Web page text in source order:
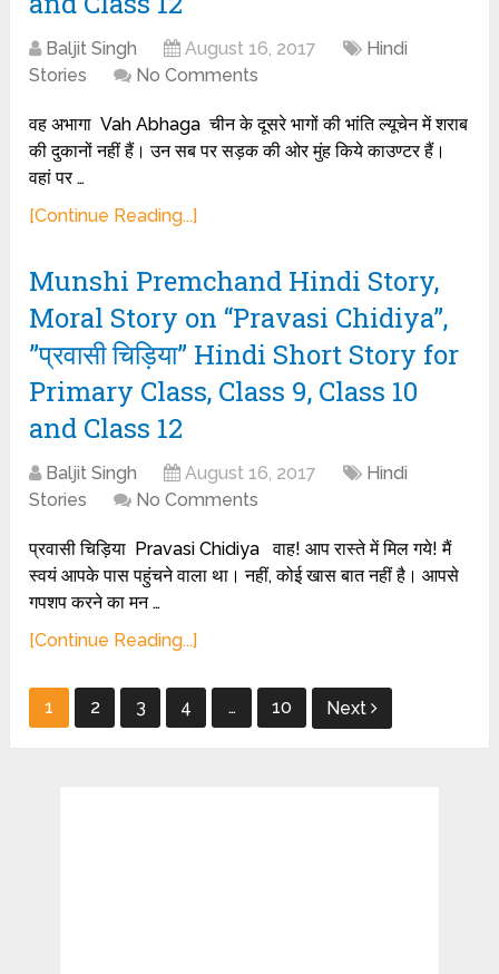
Baljit Singh August 16, 2017
Hindi
Stories
No Comments
वह अभागा Vah Abhaga चीन के दूसरे भागों की भांति ल्यूचेन में शराब
की दुकानों नहीं हैं। उन सब पर सड़क की ओर मुंह किये काउण्टर हैं।
वहां पर …
[Continue Reading...]
Munshi Premchand Hindi Story,
Moral Story on “Pravasi Chidiya”,
”प्रवासी चिड़िया” Hindi Short Story for
Primary Class, Class 9, Class 10
and Class 12
Baljit Singh August 16, 2017
Hindi
Stories
No Comments
प्रवासी चिड़िया Pravasi Chidiya वाह! आप रास्ते में मिल गये! मैं
स्वयं आपके पास पहुंचने वाला था। नहीं, कोई खास बात नहीं है। आपसे
गपशप करने का मन …
[Continue Reading...]
Posts
1 2 3 4 … 10 Next